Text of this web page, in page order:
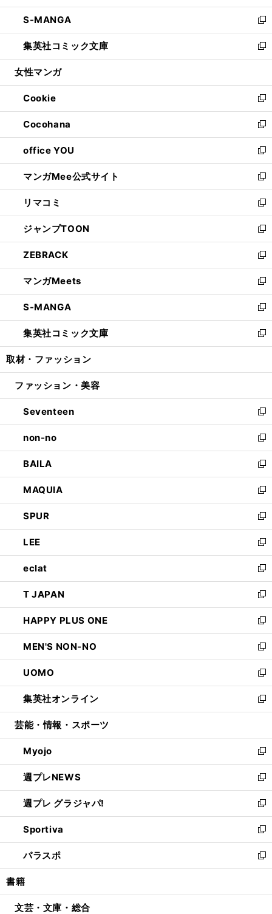
開
く
ウ
で
開
く
ン
ド
ウ
で
開
ウ
ィ
ン
ド
ウ
開
く
し
い
ウ
ィ
ン
ウ
で
開
く
S-MANGA
新
し
い
ウ
ン
ド
ウ
で
開
く
集英社コミック文庫
新
し
ウ
ィ
ン
ド
ウ
で
開
く
女性マンガ
Cookie
新
し
い
ウ
ィ
ン
ド
ウ
で
開
く
Cocohana
新
し
い
ウ
ィ
ン
ド
ウ
で
開
く
office YOU
新
し
い
ウ
ィ
ン
ド
ウ
で
開
く
マンガMee公式サイト
新
し
い
ウ
ィ
ン
ド
ウ
で
開
く
リマコミ
新
し
い
ウ
ィ
ン
ド
ウ
で
開
く
ジャンプTOON
新
し
い
ウ
ィ
ン
ド
ウ
で
開
ZEBRACK
新
し
い
ウ
ィ
ン
ド
ウ
開
マンガMeets
新
し
い
ウ
ィ
ン
ウ
開
く
S-MANGA
新
し
い
ウ
ン
ウ
で
開
く
集英社コミック文庫
新
し
ウ
ン
ド
ウ
で
開
く
取材・ファッション
ファッション・美容
Seventeen
新
し
い
ウ
ィ
ン
ド
ウ
で
開
く
non-no
新
し
い
ウ
ィ
ン
ド
ウ
で
開
く
BAILA
新
し
い
ウ
ィ
ン
ド
ウ
で
開
く
MAQUIA
新
し
い
ウ
ィ
ン
ド
ウ
で
開
く
SPUR
新
し
い
ウ
ィ
ン
ド
ウ
で
開
く
LEE
新
し
い
ウ
ィ
ン
ド
ウ
で
開
く
eclat
新
し
い
ウ
ィ
ン
ド
ウ
で
開
く
T JAPAN
新
し
い
ウ
ィ
ン
ド
ウ
で
開
HAPPY PLUS ONE
新
し
い
ウ
ィ
ン
ド
ウ
開
く
MEN'S NON-NO
新
し
い
ウ
ィ
ン
ウ
で
開
く
UOMO
新
し
い
ウ
ン
ド
ウ
で
開
く
集英社オンライン
新
し
ウ
ィ
ン
ド
ウ
で
開
く
芸能・情報・スポーツ
Myojo
新
し
い
ウ
ィ
ン
ド
ウ
で
開
週プレNEWS
新
し
い
ウ
ィ
ン
ド
ウ
開
週プレ グラジャパ!
新
し
い
ウ
ィ
ン
ウ
Sportiva
新
し
い
ウ
ン
パラスポ
新
し
ウ
書籍
文芸・文庫・総合